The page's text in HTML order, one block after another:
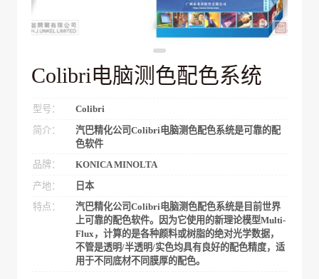
Colibri电脑测色配色系统
型号：
Colibri
简介：
汽巴精化公司Colibri电脑测色配色系统是可靠的配
色软件
品牌：
KONICA MINOLTA
产地：
日本
特点：
汽巴精化公司Colibri电脑测色配色系统是目前世界
上可靠的配色软件。因为它使用的新理论模型Multi-
Flux，计算的是各种颜料或树脂的绝对光学数据，
不管是透明/半透明/实色均具有良好的配色精度，适
用于不同底材不同膜厚的配色。